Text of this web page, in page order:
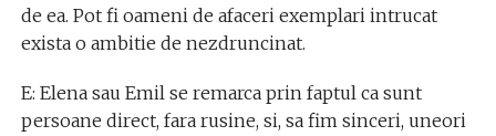
de ea. Pot fi oameni de afaceri exemplari intrucat
exista o ambitie de nezdruncinat.
E: Elena sau Emil se remarca prin faptul ca sunt
persoane direct, fara rusine, si, sa fim sinceri, uneori